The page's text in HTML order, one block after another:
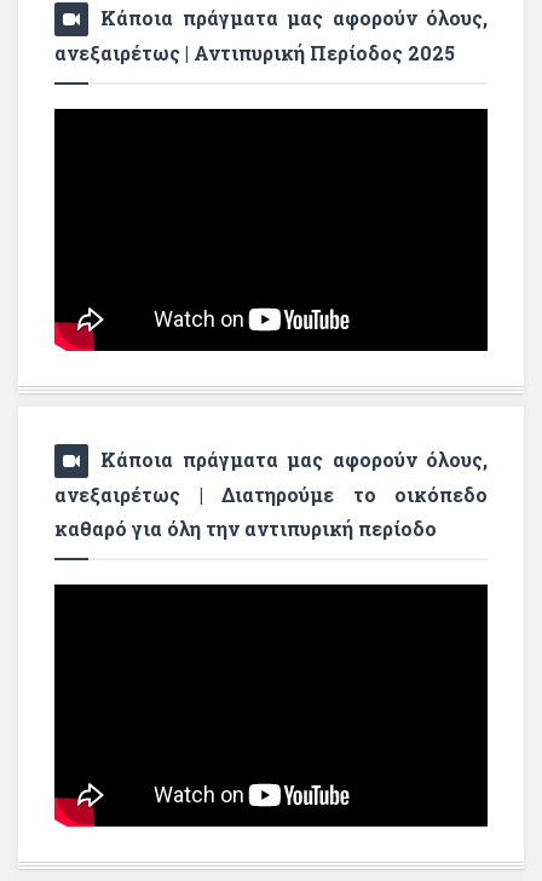
Κάποια πράγματα μας αφορούν όλους,
ανεξαιρέτως | Αντιπυρική Περίοδος 2025
Κάποια πράγματα μας αφορούν όλους,
ανεξαιρέτως | Διατηρούμε το οικόπεδο
καθαρό για όλη την αντιπυρική περίοδο